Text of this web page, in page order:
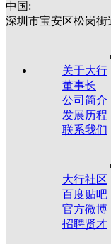
中国:
深圳市宝安区松岗
关于大行
董事长
公司简介
发展历程
联系我们
大行社区
百度贴吧
官方微博
招聘贤才